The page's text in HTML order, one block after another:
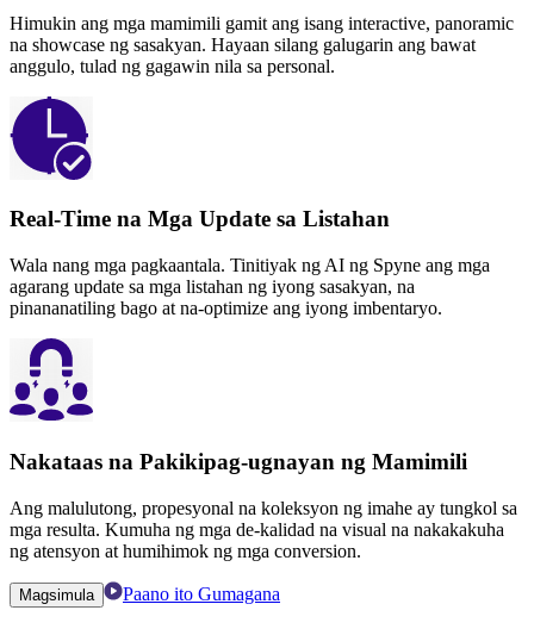
Himukin ang mga mamimili gamit ang isang interactive, panoramic
na showcase ng sasakyan. Hayaan silang galugarin ang bawat
anggulo, tulad ng gagawin nila sa personal.
Real-Time na Mga Update sa Listahan
Wala nang mga pagkaantala. Tinitiyak ng AI ng Spyne ang mga
agarang update sa mga listahan ng iyong sasakyan, na
pinananatiling bago at na-optimize ang iyong imbentaryo.
Nakataas na Pakikipag-ugnayan ng Mamimili
Ang malulutong, propesyonal na koleksyon ng imahe ay tungkol sa
mga resulta. Kumuha ng mga de-kalidad na visual na nakakakuha
ng atensyon at humihimok ng mga conversion.
Magsimula Paano ito Gumagana